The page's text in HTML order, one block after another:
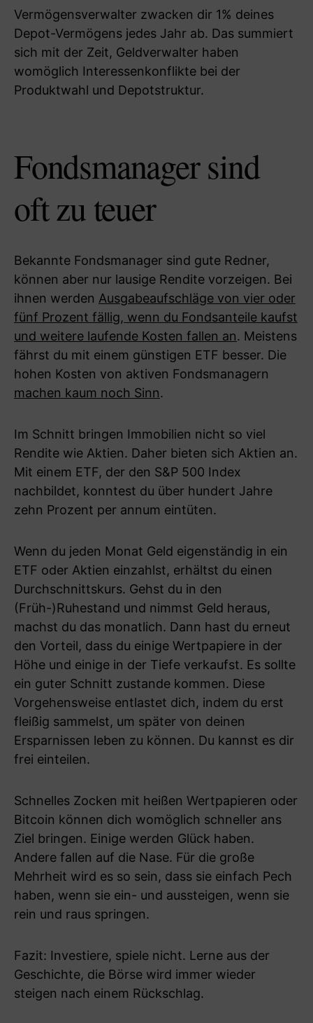
Vermögensverwalter zwacken dir 1% deines
Depot-Vermögens jedes Jahr ab. Das summiert
sich mit der Zeit, Geldverwalter haben
womöglich Interessenkonflikte bei der
Produktwahl und Depotstruktur.
Fondsmanager sind
oft zu teuer
Bekannte Fondsmanager sind gute Redner,
können aber nur lausige Rendite vorzeigen. Bei
ihnen werden Ausgabeaufschläge von vier oder
fünf Prozent fällig, wenn du Fondsanteile kaufst
und weitere laufende Kosten fallen an. Meistens
fährst du mit einem günstigen ETF besser. Die
hohen Kosten von aktiven Fondsmanagern
machen kaum noch Sinn.
Im Schnitt bringen Immobilien nicht so viel
Rendite wie Aktien. Daher bieten sich Aktien an.
Mit einem ETF, der den S&P 500 Index
nachbildet, konntest du über hundert Jahre
zehn Prozent per annum eintüten.
Wenn du jeden Monat Geld eigenständig in ein
ETF oder Aktien einzahlst, erhältst du einen
Durchschnittskurs. Gehst du in den
(Früh-)Ruhestand und nimmst Geld heraus,
machst du das monatlich. Dann hast du erneut
den Vorteil, dass du einige Wertpapiere in der
Höhe und einige in der Tiefe verkaufst. Es sollte
ein guter Schnitt zustande kommen. Diese
Vorgehensweise entlastet dich, indem du erst
fleißig sammelst, um später von deinen
Ersparnissen leben zu können. Du kannst es dir
frei einteilen.
Schnelles Zocken mit heißen Wertpapieren oder
Bitcoin können dich womöglich schneller ans
Ziel bringen. Einige werden Glück haben.
Andere fallen auf die Nase. Für die große
Mehrheit wird es so sein, dass sie einfach Pech
haben, wenn sie ein- und aussteigen, wenn sie
rein und raus springen.
Fazit: Investiere, spiele nicht. Lerne aus der
Geschichte, die Börse wird immer wieder
steigen nach einem Rückschlag.